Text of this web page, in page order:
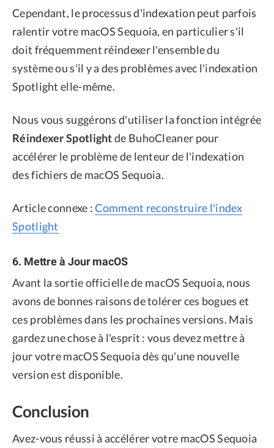
Cependant, le processus d'indexation peut parfois
ralentir votre macOS Sequoia, en particulier s'il
doit fréquemment réindexer l'ensemble du
système ou s'il y a des problèmes avec l'indexation
Spotlight elle-même.
Nous vous suggérons d'utiliser la fonction intégrée
Réindexer Spotlightde BuhoCleaner pour
accélérer le problème de lenteur de l'indexation
des fichiers de macOS Sequoia.
Article connexe :Comment reconstruire l'index
Spotlight
6. Mettre à Jour macOS
Avant la sortie officielle de macOS Sequoia, nous
avons de bonnes raisons de tolérer ces bogues et
ces problèmes dans les prochaines versions. Mais
gardez une chose à l'esprit : vous devez mettre à
jour votre macOS Sequoia dès qu'une nouvelle
version est disponible.
Conclusion
Avez-vous réussi à accélérer votre macOS Sequoia